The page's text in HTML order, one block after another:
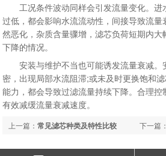
工况条件波动同样会引发流量变化。进
过低，都会影响水流流动性，间接导致流
然恶化，杂质含量骤增，滤芯负荷短期内
下降的情况。
安装与维护不当也可能诱发流量衰减。
密，出现局部水流阻滞;或未及时更换饱和
能力，都会导致过滤流量持续下降。合理
有效减缓流量衰减速度。
下一篇
上一篇：常见滤芯种类及特性比较